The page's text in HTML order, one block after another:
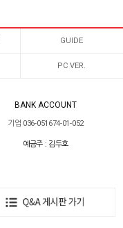
GUIDE
PC VER.
BANK ACCOUNT
기업 036-051674-01-052
예금주 : 김두호